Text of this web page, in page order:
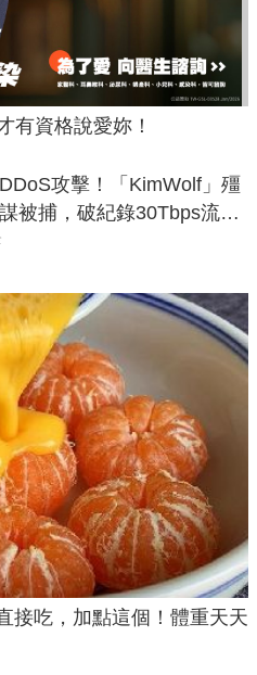
有資格說愛妳！
攻擊！「KimWolf」殭
被捕，破紀錄30Tbps流量
接吃，加點這個！體重天天